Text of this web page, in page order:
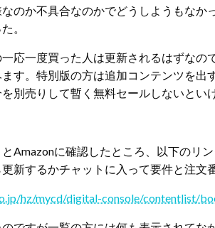
のか不具合なのかでどうしようもなか
。
応一度買った人は更新されるはずなの
す。特別版の方は追加コンテンツを
別売りして暫く無料セールしないとい
Amazonに確認したところ、以下のリ
新するかチャットに入って要件と注文
hz/mycd/digital-console/contentlist/